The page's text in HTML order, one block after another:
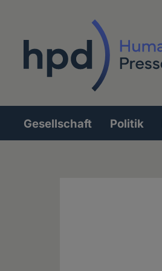
Hauptnavigation
Gesellschaft Politik